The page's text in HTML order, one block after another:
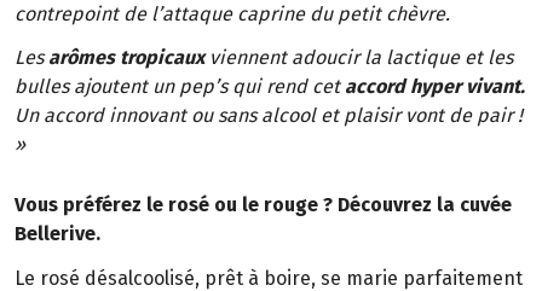
contrepoint de l’attaque caprine du petit chèvre.
Lesarômes tropicauxviennent adoucir la lactique et les
bulles ajoutent un pep’s qui rend cet accord hyper vivant.
Un accord innovant ou sans alcool et plaisir vont de pair !
»
Vous préférez le rosé ou le rouge ? Découvrez la cuvée
Bellerive.
Le rosé désalcoolisé, prêt à boire, se marie parfaitement